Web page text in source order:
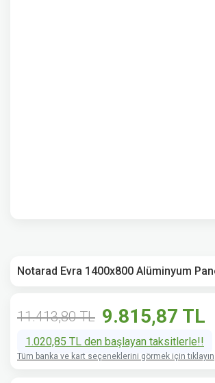
Notarad Evra 1400x800 Alüminyum
11.413,80 TL 9.815,87 TL
1.020,85 TL den başlayan taksitlerle!!
Tüm banka ve kart seçeneklerini görmek için tıklayın